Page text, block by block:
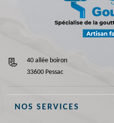
40 allée boiron
33600 Pessac
NOS SERVICES